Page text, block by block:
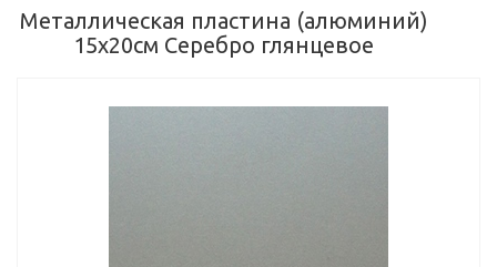
Металлическая пластина (алюминий)
15х20см Серебро глянцевое